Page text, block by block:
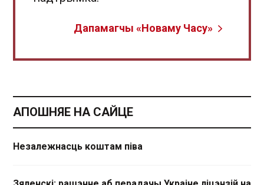
Дапамагчы «Новаму Часу»
АПОШНЯЕ НА САЙЦЕ
Незалежнасць коштам піва